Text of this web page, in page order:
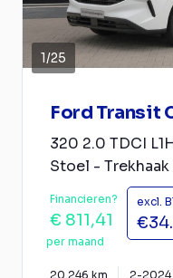
1/25
Ford Transit
320 2.0 TDCI
Stoel - Trekhaak
Financieren?
€ 811,41
per maand
excl.
20.246 km 2-2024